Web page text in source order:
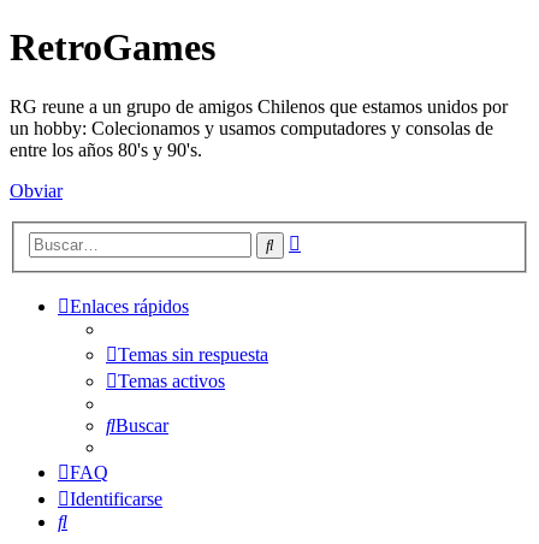
RetroGames
RG reune a un grupo de amigos Chilenos que estamos unidos por
un hobby: Colecionamos y usamos computadores y consolas de
entre los años 80's y 90's.
Obviar
Buscar
Enlaces rápidos
Temas sin respuesta
Temas activos
Buscar
FAQ
Identificarse
Buscar